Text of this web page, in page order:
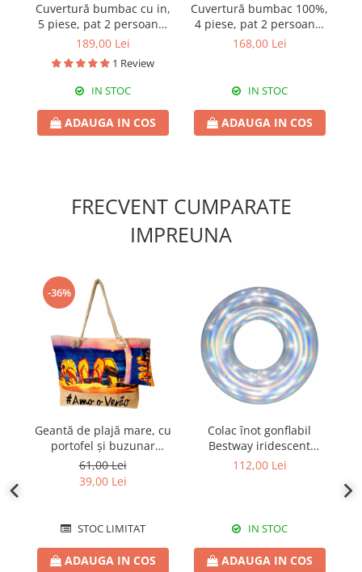
Cuvertură bumbac cu in,
5 piese, pat 2 persoane,
220x240 cm, CBI08
189,00 Lei
1 Review
IN STOC
ADAUGA IN COS
Cuvertură bumbac 100%,
4 piese, pat 2 persoane,
230x240 cm, EY03
168,00 Lei
IN STOC
ADAUGA IN COS
FRECVENT CUMPARATE
IMPREUNA
-36%
Geantă de plajă mare, cu
portofel și buzunar
interior KD2433
61,00 Lei
39,00 Lei
STOC LIMITAT
ADAUGA IN COS
Colac înot gonflabil
Bestway iridescent
diametru 107 cm
112,00 Lei
IN STOC
ADAUGA IN COS